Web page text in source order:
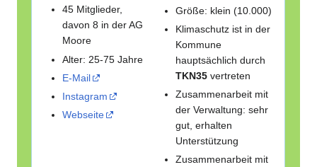
45 Mitglieder,
davon 8 in der AG
Moore
Alter: 25-75 Jahre
E-Mail
Instagram
Webseite
Größe: klein (10.000)
Klimaschutz ist in der
Kommune
hauptsächlich durch
TKN35vertreten
Zusammenarbeit mit
der Verwaltung: sehr
gut, erhalten
Unterstützung
Zusammenarbeit mit